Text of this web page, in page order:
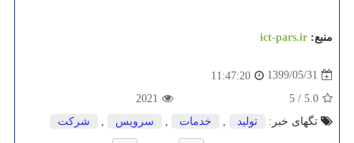
منبع: ict-pars.ir
1399/05/31
11:47:20
5.0
/
5
2021
تگهای خبر:
تولید خدمات سرویس شركت